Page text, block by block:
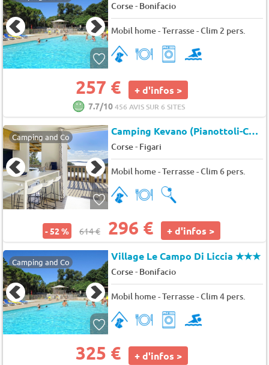
Corse- Bonifacio
Mobil home - Terrasse - Clim 2 pers.
257 € + d'infos >
7.7/10456 AVIS SUR 6 SITES
Camping and Co Camping Kevano (Pianottoli-Caldarello à 6 km)
Corse- Figari
Mobil home - Terrasse - Clim 6 pers.
- 52 % 614 € 296 € + d'infos >
Camping and Co Village Le Campo Di Liccia★★★
Corse- Bonifacio
Mobil home - Terrasse - Clim 4 pers.
325 € + d'infos >